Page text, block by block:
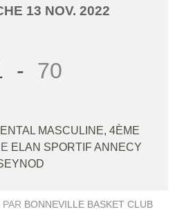
13 NOV. 2022
- 70
MASCULINE, 4ÈME
ELAN SPORTIF ANNECY
PAR BONNEVILLE BASKET CLUB